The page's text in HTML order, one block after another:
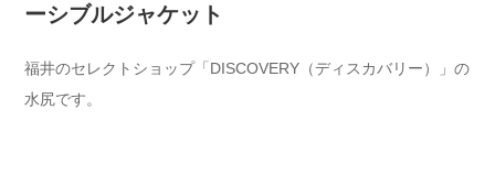
ーシブルジャケット
福井のセレクトショップ「DISCOVERY（ディスカバリー）」の
水尻です。